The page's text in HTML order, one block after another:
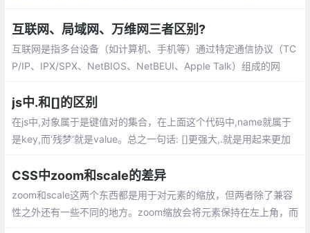
工程师， 工作短短两三年， 就跻身高级工程师的行列。
互联网、局域网、万维网三者区别?
互联网是指多台设备（如计算机、手机等）通过特定通信协议（TC
P/IP、IPX/SPX、NetBIOS、NetBEUI、Apple Talk）组成的网
般不大于10公里，而且通常只使用一种传输介质
js中.和[]的区别
在js中,对象属于是键值对的集合，在上面这个代码中,name就属于
是key,而‘残梦‘就是value。总之一句话: []更强大,.就是用起来更加
CSS中zoom和scale的差异
zoom和scale这两个东西都是用于对元素的缩放，但两者除了兼容
性之外还有一些不同的地方。zoom缩放会将元素保持在左上角，而